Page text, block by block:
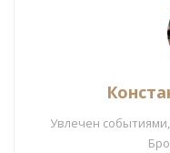
Увлечен